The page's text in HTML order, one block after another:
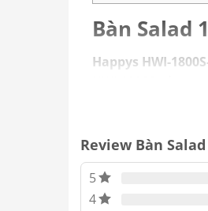
Bàn Salad
Happys HWI-
kế quạt gió đảo
Review Bàn
5
4